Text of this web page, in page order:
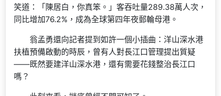
笑道：「陳居白，你真笨。」客吞吐量289.38萬人次，
同比增加76.2%，成為全球第四年夜郵輪母港。
翁孟勇還向記者提到如許一個小插曲：洋山深水港
扶植預備啟動的時辰，曾有人對長江口管理提出質疑
——既然要建洋山深水港，還有需要花錢整治長江口
嗎？